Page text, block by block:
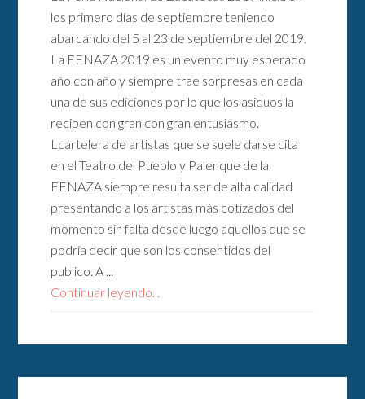
los primero días de septiembre teniendo
abarcando del 5 al 23 de septiembre del 2019.
La FENAZA 2019 es un evento muy esperado
año con año y siempre trae sorpresas en cada
una de sus ediciones por lo que los asiduos la
reciben con gran con gran entusiasmo.
Lcartelera de artistas que se suele darse cita
en el Teatro del Pueblo y Palenque de la
FENAZA siempre resulta ser de alta calidad
presentando a los artistas más cotizados del
momento sin falta desde luego aquellos que se
podría decir que son los consentidos del
publico. A ...
Continuar leyendo...